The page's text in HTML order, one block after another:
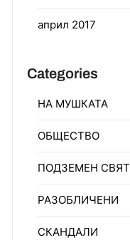
април 2017
Categories
НА МУШКАТА
ОБЩЕСТВО
ПОДЗЕМЕН СВЯТ
РАЗОБЛИЧЕНИ
СКАНДАЛИ